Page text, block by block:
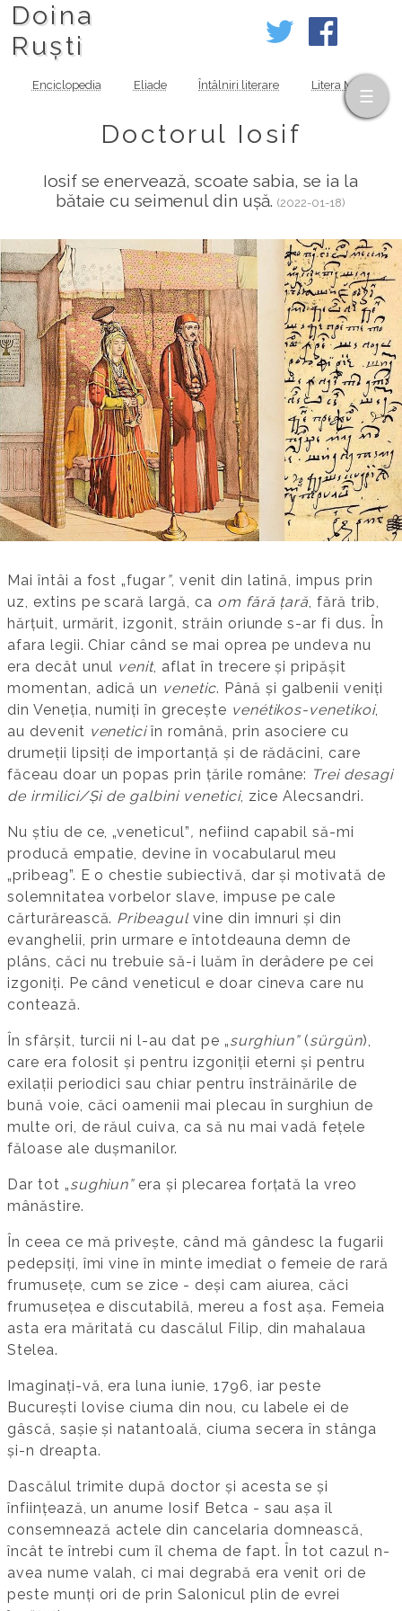
Doina
Ruști
Enciclopedia Eliade Întâlniri literare Litera MOV
Doctorul Iosif
Iosif se enervează, scoate sabia, se ia la
bătaie cu seimenul din ușă.(2022-01-18)
Mai întâi a fost „fugar ”, venit din latină, impus prin
uz, extins pe scară largă, ca om fără țară , fără trib,
hărțuit, urmărit, izgonit, străin oriunde s-ar fi dus. În
afara legii. Chiar când se mai oprea pe undeva nu
era decât unul venit, aflat în trecere și pripășit
momentan, adică un venetic. Până și galbenii veniți
din Veneția, numiți în grecește venétikos-venetikoi,
au devenit veneticiîn română, prin asociere cu
drumeții lipsiți de importanță și de rădăcini, care
făceau doar un popas prin țările române: Trei desagi
de irmilici/Și de galbini venetici, zice Alecsandri.
Nu știu de ce, „veneticul”, nefiind capabil să-mi
producă empatie, devine în vocabularul meu
„pribeag”. E o chestie subiectivă, dar și motivată de
solemnitatea vorbelor slave, impuse pe cale
cărturărească. Pribeagul vine din imnuri și din
evanghelii, prin urmare e întotdeauna demn de
plâns, căci nu trebuie să-i luăm în derâdere pe cei
izgoniți. Pe când veneticul e doar cineva care nu
contează.
În sfârșit, turcii ni l-au dat pe „surghiun”(sürgün),
care era folosit și pentru izgoniții eterni și pentru
exilații periodici sau chiar pentru înstrăinările de
bună voie, căci oamenii mai plecau în surghiun de
multe ori, de răul cuiva, ca să nu mai vadă fețele
făloase ale dușmanilor.
Dar tot „sughiun”era și plecarea forțată la vreo
mânăstire.
În ceea ce mă privește, când mă gândesc la fugarii
pedepsiți, îmi vine în minte imediat o femeie de rară
frumusețe, cum se zice - deși cam aiurea, căci
frumusețea e discutabilă, mereu a fost așa. Femeia
asta era măritată cu dascălul Filip, din mahalaua
Stelea.
Imaginați-vă, era luna iunie, 1796, iar peste
București lovise ciuma din nou, cu labele ei de
gâscă, sașie și natantoală, ciuma secera în stânga
și-n dreapta.
Dascălul trimite după doctor și acesta se și
înființează, un anume Iosif Betca - sau așa îl
consemnează actele din cancelaria domnească,
încât te întrebi cum îl chema de fapt. În tot cazul n-
avea nume valah, ci mai degrabă era venit ori de
peste munți ori de prin Salonicul plin de evrei